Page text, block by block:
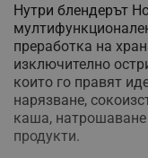
Нутри блендерът
преработка на
изключително
които го правят
нарязване,
каша, натрошаване
продукти.